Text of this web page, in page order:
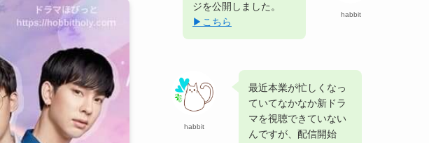
habbit
ジを公開しました。
▶︎こちら
habbit
最近本業が忙しくなっ
ていてなかなか新ドラ
マを視聴できていない
んですが、配信開始